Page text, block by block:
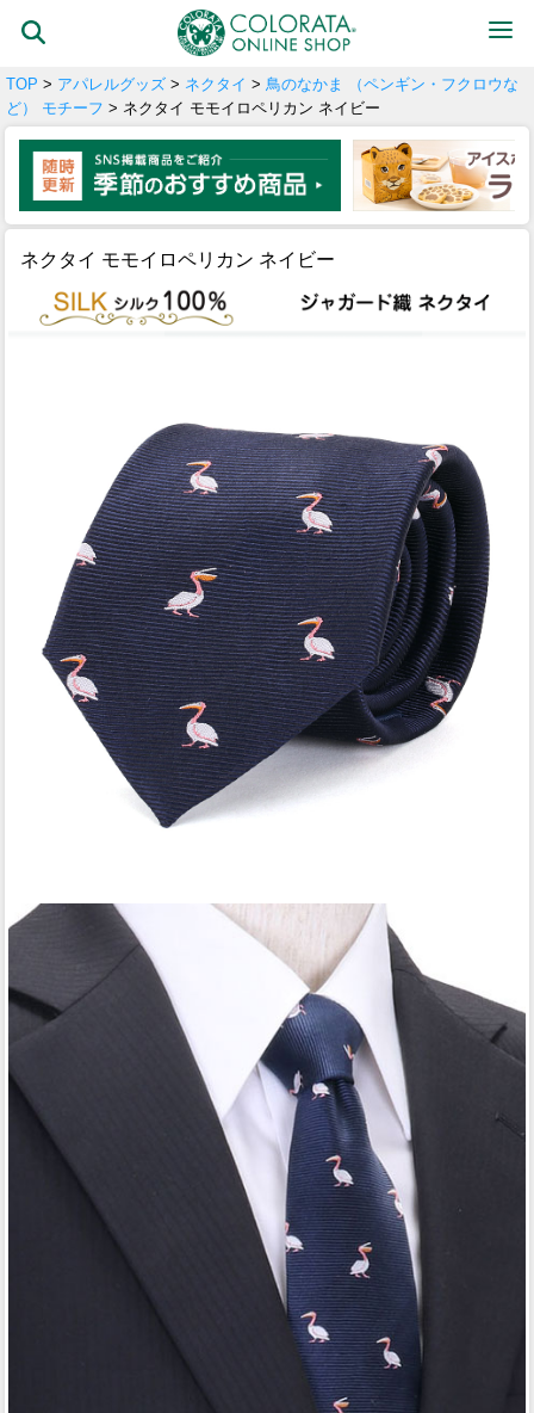
TOP > アパレルグッズ > ネクタイ > 鳥のなかま （ペンギン・フクロウな
ど） モチーフ > ネクタイ モモイロペリカン ネイビー
ネクタイ モモイロペリカン ネイビー